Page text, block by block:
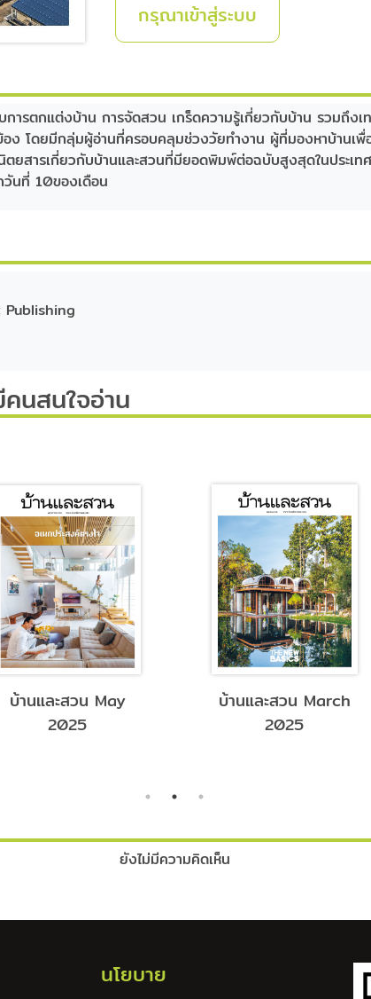
กรุณาเข้าสู่ระบบ
การตกแต่งบ้าน การจัดสวน เกร็ดความรู้เกี่ยวกับบ้าน รวมถึง
ง โดยมีกลุ่มผู้อ่านที่ครอบคลุมช่วงวัยทำงาน ผู้ที่มองหาบ้านเพื่
ตยสารเกี่ยวกับบ้านและสวนที่มียอดพิมพ์ต่อฉบับสูงสุดในประเ
วันที่ 10ของเดือน
นสนใจอ่าน
บ้านและสวน May
2025
บ้านและสวน March
2025
ยังไม่มีความคิดเห็น
นโยบาย